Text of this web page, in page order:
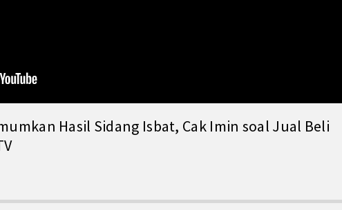
Hasil Sidang Isbat, Cak Imin soal Jual Beli